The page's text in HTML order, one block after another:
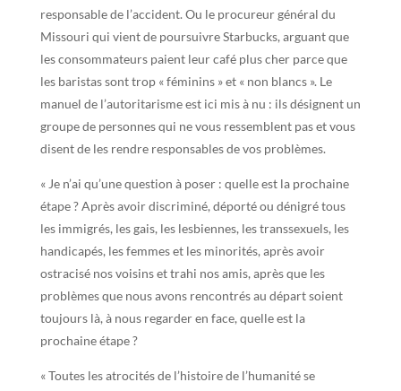
responsable de l’accident. Ou le procureur général du
Missouri qui vient de poursuivre Starbucks, arguant que
les consommateurs paient leur café plus cher parce que
les baristas sont trop « féminins » et « non blancs ». Le
manuel de l’autoritarisme est ici mis à nu : ils désignent un
groupe de personnes qui ne vous ressemblent pas et vous
disent de les rendre responsables de vos problèmes.
« Je n’ai qu’une question à poser : quelle est la prochaine
étape ? Après avoir discriminé, déporté ou dénigré tous
les immigrés, les gais, les lesbiennes, les transsexuels, les
handicapés, les femmes et les minorités, après avoir
ostracisé nos voisins et trahi nos amis, après que les
problèmes que nous avons rencontrés au départ soient
toujours là, à nous regarder en face, quelle est la
prochaine étape ?
« Toutes les atrocités de l’histoire de l’humanité se